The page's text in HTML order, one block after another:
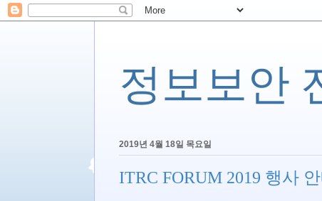
정보보안
2019년 4월 18일 목요일
ITRC FORUM 2019 행사 안